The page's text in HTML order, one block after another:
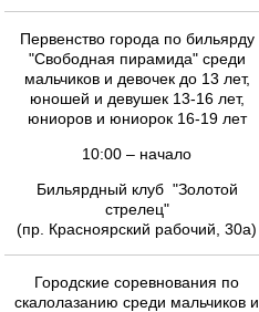
Первенство города по бильярду
"Свободная пирамида" среди
мальчиков и девочек до 13 лет,
юношей и девушек 13-16 лет,
юниоров и юниорок 16-19 лет
10:00 – начало
Бильярдный клуб "Золотой
стрелец"
(пр. Красноярский рабочий, 30а)
Городские соревнования по
скалолазанию среди мальчиков и